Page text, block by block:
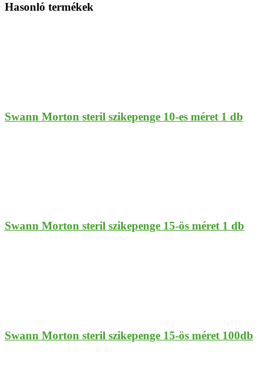
Hasonló termékek
Swann Morton steril szikepenge 10-es méret 1 db
Swann Morton steril szikepenge 15-ös méret 1 db
Swann Morton steril szikepenge 15-ös méret 100db